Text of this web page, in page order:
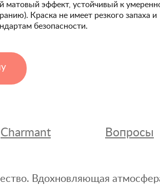
матовый эффект, устойчивый к
Краска не имеет резкого запаха и
безопасности.
Charmant Вопросы
Вдохновляющая